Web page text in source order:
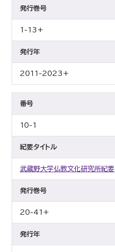
発行巻号
1-13+
発行年
2011-2023+
番号
10-1
紀要タイトル
武蔵野大学仏教文化研究所紀要
発行巻号
20-41+
発行年